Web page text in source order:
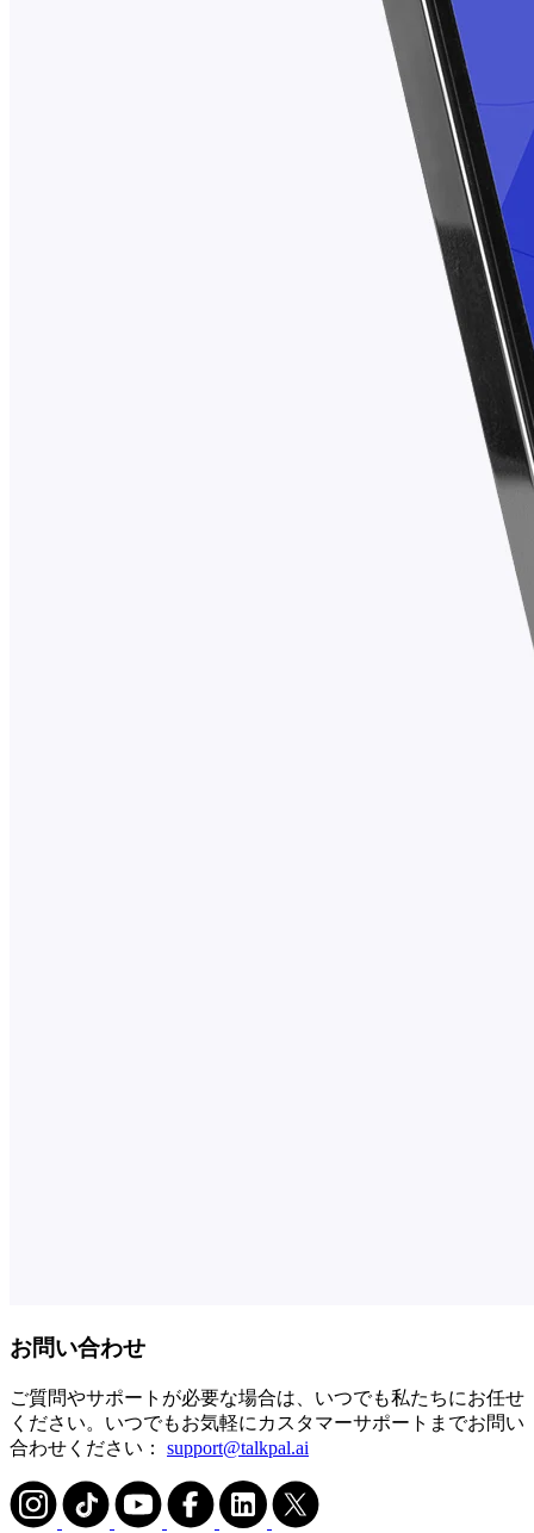
お問い合わせ
ご質問やサポートが必要な場合は、いつでも私たちにお任せ
ください。いつでもお気軽にカスタマーサポートまでお問い
合わせください： support@talkpal.ai